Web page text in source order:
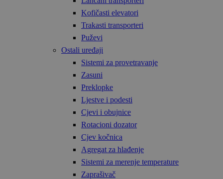
Kofičasti elevatori
Trakasti transporteri
Puževi
Ostali uređaji
Sistemi za provetravanje
Zasuni
Preklopke
Ljestve i podesti
Cjevi i obujnice
Rotacioni dozator
Cjev kočnica
Agregat za hlađenje
Sistemi za merenje temperature
Zaprašivač